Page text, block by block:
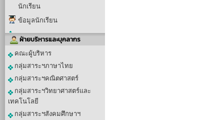
นักเรียน
ข้อมูลนักเรียน
ฝ่ายบริหารและบุคลากร
คณะผู้บริหาร
กลุ่มสาระฯภาษาไทย
กลุ่มสาระฯคณิตศาสตร์
กลุ่มสาระฯวิทยาศาสตร์และ
เทคโนโลยี
กลุ่มสาระฯสังคมศึกษาฯ